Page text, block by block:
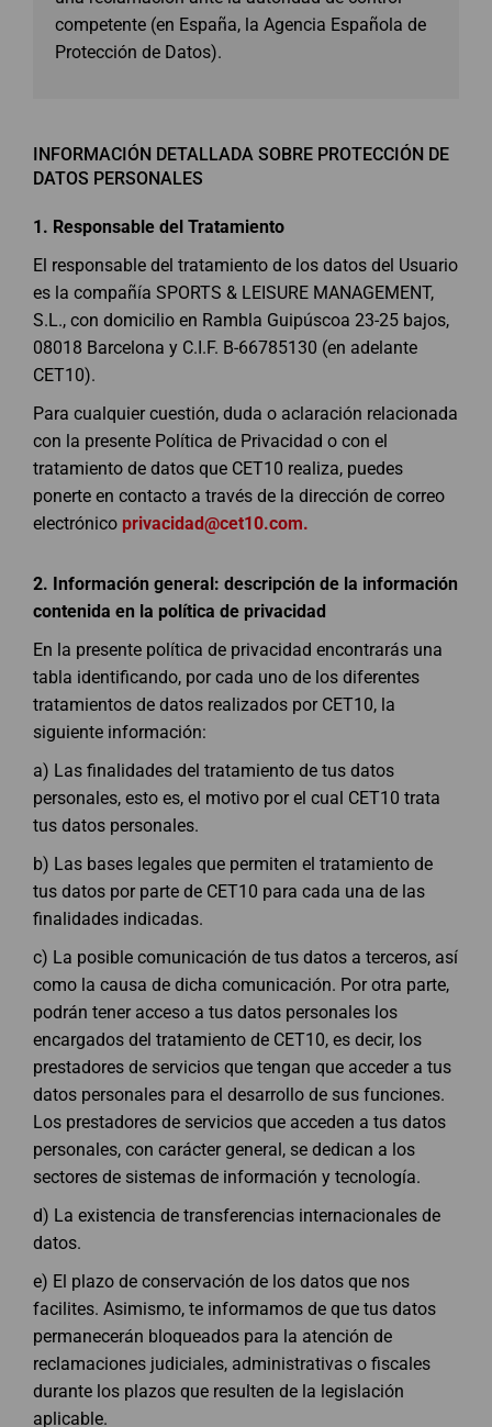
competente (en España, la Agencia Española de
Protección de Datos).
INFORMACIÓN DETALLADA SOBRE PROTECCIÓN DE
DATOS PERSONALES
1. Responsable del Tratamiento
El responsable del tratamiento de los datos del Usuario
es la compañía SPORTS & LEISURE MANAGEMENT,
S.L., con domicilio en Rambla Guipúscoa 23-25 bajos,
08018 Barcelona y C.I.F. B-66785130 (en adelante
CET10).
Para cualquier cuestión, duda o aclaración relacionada
con la presente Política de Privacidad o con el
tratamiento de datos que CET10 realiza, puedes
ponerte en contacto a través de la dirección de correo
electrónico privacidad@cet10.com.
2. Información general: descripción de la información
contenida en la política de privacidad
En la presente política de privacidad encontrarás una
tabla identificando, por cada uno de los diferentes
tratamientos de datos realizados por CET10, la
siguiente información:
a) Las finalidades del tratamiento de tus datos
personales, esto es, el motivo por el cual CET10 trata
tus datos personales.
b) Las bases legales que permiten el tratamiento de
tus datos por parte de CET10 para cada una de las
finalidades indicadas.
c) La posible comunicación de tus datos a terceros, así
como la causa de dicha comunicación. Por otra parte,
podrán tener acceso a tus datos personales los
encargados del tratamiento de CET10, es decir, los
prestadores de servicios que tengan que acceder a tus
datos personales para el desarrollo de sus funciones.
Los prestadores de servicios que acceden a tus datos
personales, con carácter general, se dedican a los
sectores de sistemas de información y tecnología.
d) La existencia de transferencias internacionales de
datos.
e) El plazo de conservación de los datos que nos
facilites. Asimismo, te informamos de que tus datos
permanecerán bloqueados para la atención de
reclamaciones judiciales, administrativas o fiscales
durante los plazos que resulten de la legislación
aplicable.